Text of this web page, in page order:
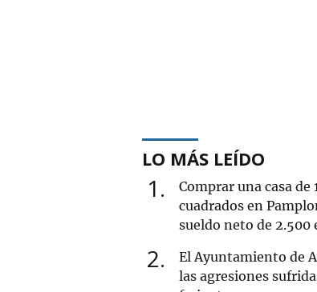
LO MÁS LEÍDO
1
Comprar una casa de
cuadrados en
sueldo neto de 2.500
2
El Ayuntamiento de
las agresiones